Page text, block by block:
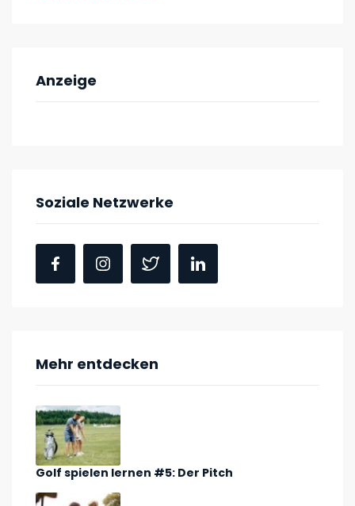
Anzeige
Soziale Netzwerke
Mehr entdecken
Golf spielen lernen #5: Der Pitch